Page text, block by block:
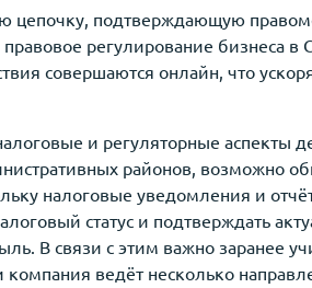
подтверждающую
регулирование бизнеса в
совершаются онлайн, что
и регуляторные аспекты
районов, возможно
налоговые уведомления и
статус и подтверждать
В связи с этим важно заранее
компания ведёт несколько